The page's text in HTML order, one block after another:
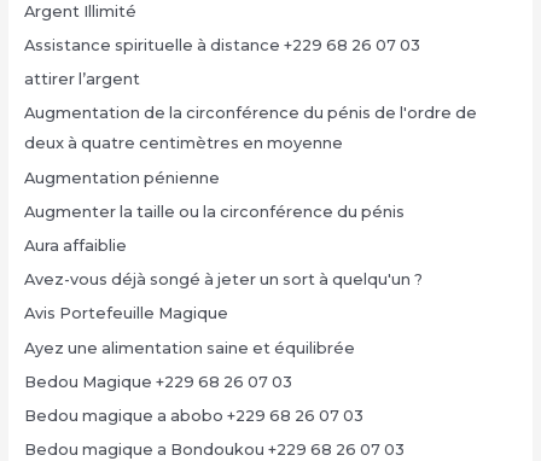
Argent Illimité
Assistance spirituelle à distance +229 68 26 07 03
attirer l’argent
Augmentation de la circonférence du pénis de l'ordre de
deux à quatre centimètres en moyenne
Augmentation pénienne
Augmenter la taille ou la circonférence du pénis
Aura affaiblie
Avez-vous déjà songé à jeter un sort à quelqu'un ?
Avis Portefeuille Magique
Ayez une alimentation saine et équilibrée
Bedou Magique +229 68 26 07 03
Bedou magique a abobo +229 68 26 07 03
Bedou magique a Bondoukou +229 68 26 07 03